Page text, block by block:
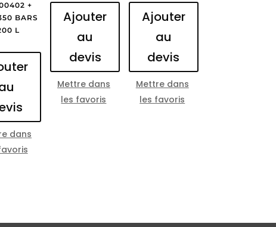
+
BARS
L
dans
Ajouter
au
devis
Mettre dans
les favoris
Ajouter
au
devis
Mettre dans
les favoris